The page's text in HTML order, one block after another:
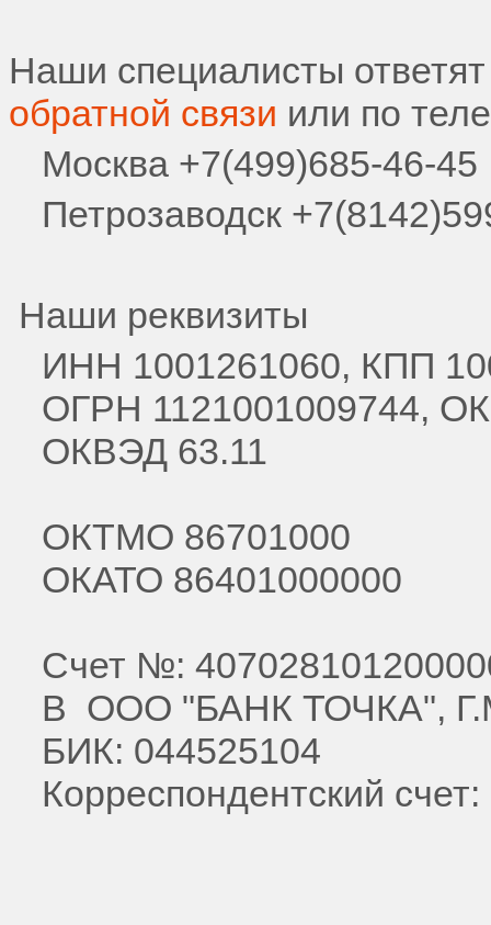
Наши специалисты
обратной связи или по
Москва +7(499)685-46-45
Петрозаводск
Наши реквизиты
ИНН 1001261060, КПП
ОГРН 1121001009744,
ОКВЭД 63.11
ОКТМО 86701000
ОКАТО 86401000000
Счет №:
В ООО "БАНК ТОЧКА",
БИК: 044525104
Корреспондентский